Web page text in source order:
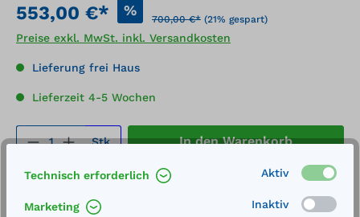
553,00 €* %
700,00 €* (21% gespart)
Preise exkl. MwSt. inkl. Versandkosten
Lieferung frei Haus
Lieferzeit 4-5 Wochen
Produkt Anzahl: Gib den gewünschten
Stk. In den Warenkorb
Technisch erforderlich Aktiv
Marketing Inaktiv